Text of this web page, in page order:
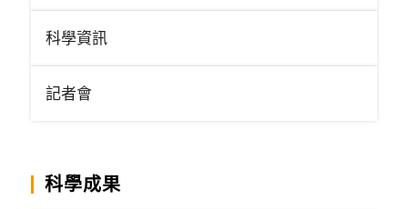
科學資訊
記者會
科學成果